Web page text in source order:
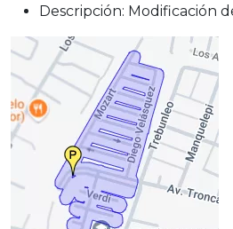
Descripción: Modificación